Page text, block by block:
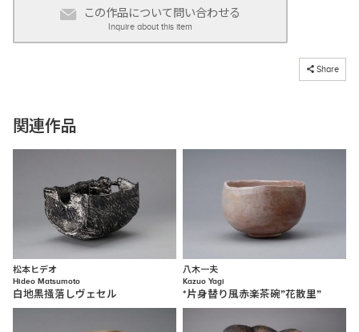
この作品について問い合わせる
Inquire about this item
Share
コピーしました
関連作品
松本ヒデオ
Hideo Matsumoto
白地黒掻落しヴェセル
八木一夫
Kazuo Yagi
*片身替り風赤楽茶碗”花散里”